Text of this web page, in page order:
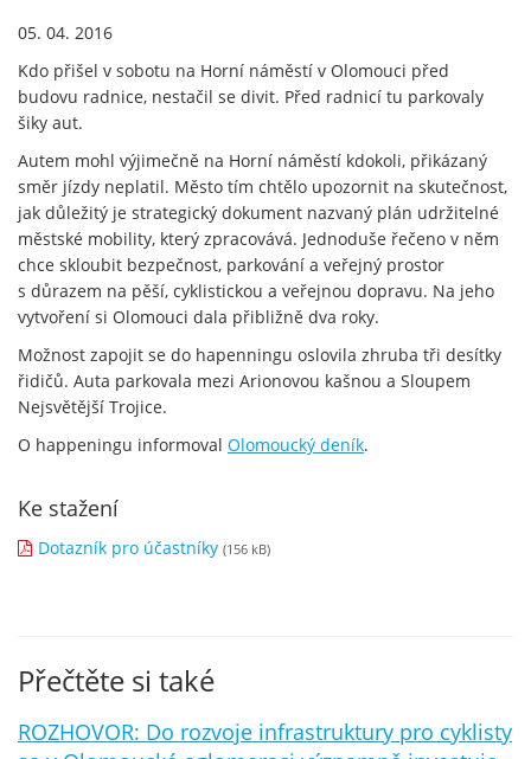
05. 04. 2016
Kdo přišel v sobotu na Horní náměstí v Olomouci před
budovu radnice, nestačil se divit. Před radnicí tu parkovaly
šiky aut.
Autem mohl výjimečně na Horní náměstí kdokoli, přikázaný
směr jízdy neplatil. Město tím chtělo upozornit na skutečnost,
jak důležitý je strategický dokument nazvaný plán udržitelné
městské mobility, který zpracovává. Jednoduše řečeno v něm
chce skloubit bezpečnost, parkování a veřejný prostor
s důrazem na pěší, cyklistickou a veřejnou dopravu. Na jeho
vytvoření si Olomouci dala přibližně dva roky.
Možnost zapojit se do hapenningu oslovila zhruba tři desítky
řidičů. Auta parkovala mezi Arionovou kašnou a Sloupem
Nejsvětější Trojice.
O happeningu informoval Olomoucký deník.
Ke stažení
Dotazník pro účastníky (156 kB)
Přečtěte si také
ROZHOVOR: Do rozvoje infrastruktury pro cyklisty